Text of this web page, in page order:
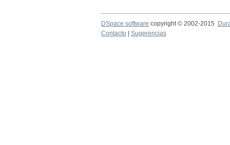
DSpace software copyright © 2002-2015
Contacto
Sugerencias